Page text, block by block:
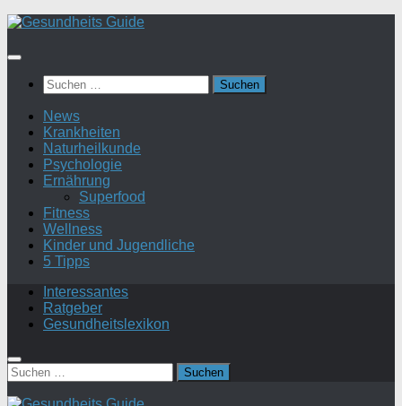
Suchen
nach:
News
Krankheiten
Naturheilkunde
Psychologie
Ernährung
Superfood
Fitness
Wellness
Kinder und Jugendliche
5 Tipps
Interessantes
Ratgeber
Gesundheitslexikon
Suchen
nach: